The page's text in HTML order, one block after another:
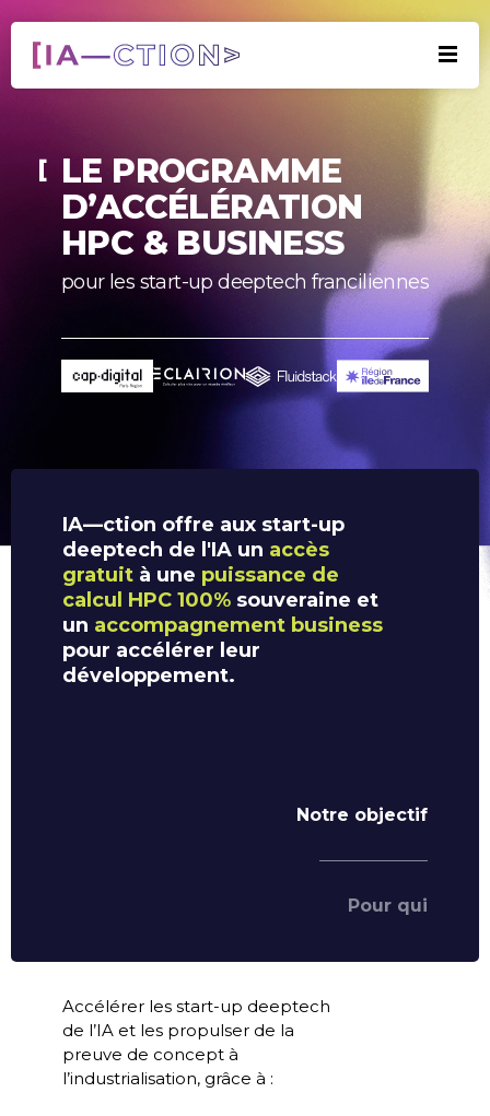
LE PROGRAMME
D’ACCÉLÉRATION
HPC & BUSINESS
pour les start-up deeptech franciliennes
IA—ction offre aux start-up
deeptech de l'IA un accès
gratuit à une puissance de
calcul HPC 100% souveraine et
un accompagnement business
pour accélérer leur
développement.
Notre objectif
Pour qui
Accélérer les start-up deeptech
de l’IA et les propulser de la
preuve de concept à
l’industrialisation, grâce à :